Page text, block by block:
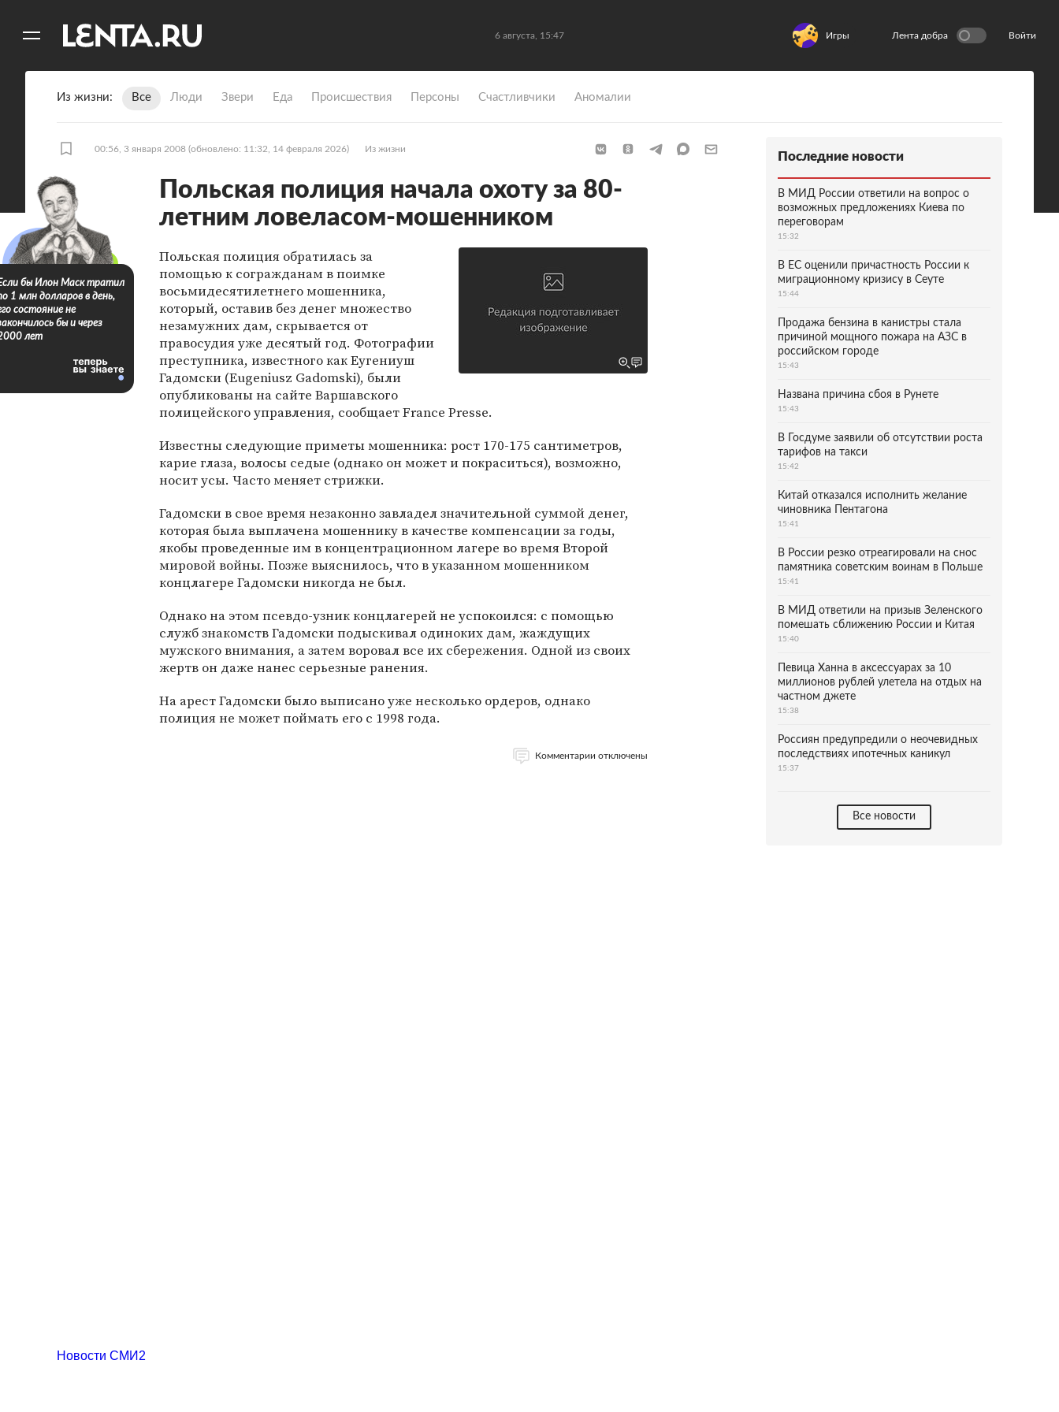
6 августа, 15:47 Игры Лента добра Войти
Из жизни Все Люди Звери Еда Происшествия Персоны Счастливчики Аномалии
00:56, 3 января 2008 (обновлено: 11:32, 14 февраля 2026) Из жизни
Польская полиция начала охоту за 80-
летним ловеласом-мошенником
Польская полиция обратилась за
помощью к согражданам в поимке
восьмидесятилетнего мошенника,
который, оставив без денег множество
незамужних дам, скрывается от
правосудия уже десятый год. Фотографии
преступника, известного как Еугениуш
Гадомски (Eugeniusz Gadomski), были
опубликованы на сайте Варшавского
полицейского управления, сообщает France Presse.
Известны следующие приметы мошенника: рост 170-175 сантиметров,
карие глаза, волосы седые (однако он может и покраситься), возможно,
носит усы. Часто меняет стрижки.
Гадомски в свое время незаконно завладел значительной суммой денег,
которая была выплачена мошеннику в качестве компенсации за годы,
якобы проведенные им в концентрационном лагере во время Второй
мировой войны. Позже выяснилось, что в указанном мошенником
концлагере Гадомски никогда не был.
Однако на этом псевдо-узник концлагерей не успокоился: с помощью
служб знакомств Гадомски подыскивал одиноких дам, жаждущих
мужского внимания, а затем воровал все их сбережения. Одной из своих
жертв он даже нанес серьезные ранения.
На арест Гадомски было выписано уже несколько ордеров, однако
полиция не может поймать его с 1998 года.
Комментарии отключены
бы Илон Маск тратил
1 млн долларов в день,
состояние не
бы и через
лет
Последние новости
В МИД России ответили на вопрос о
возможных предложениях Киева по
переговорам
15:32
В ЕС оценили причастность России к
миграционному кризису в Сеуте
15:44
Продажа бензина в канистры стала
причиной мощного пожара на АЗС в
российском городе
15:43
Названа причина сбоя в Рунете
15:43
В Госдуме заявили об отсутствии роста
тарифов на такси
15:42
Китай отказался исполнить желание
чиновника Пентагона
15:41
В России резко отреагировали на снос
памятника советским воинам в Польше
15:41
В МИД ответили на призыв Зеленского
помешать сближению России и Китая
15:40
Певица Ханна в аксессуарах за 10
миллионов рублей улетела на отдых на
частном джете
15:38
Россиян предупредили о неочевидных
последствиях ипотечных каникул
15:37
Все новости
Новости СМИ2